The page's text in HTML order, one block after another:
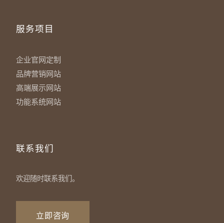
服务项目
企业官网定制
品牌营销网站
高端展示网站
功能系统网站
联系我们
欢迎随时联系我们。
立即咨询